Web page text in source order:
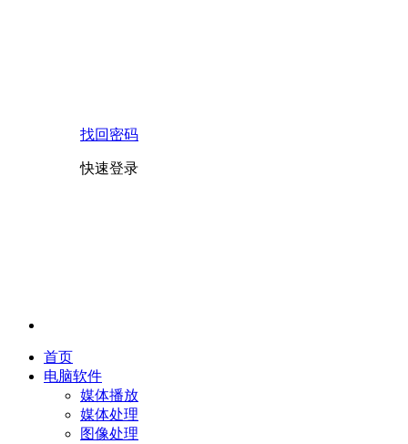
找回密码
快速登录
首页
电脑软件
媒体播放
媒体处理
图像处理